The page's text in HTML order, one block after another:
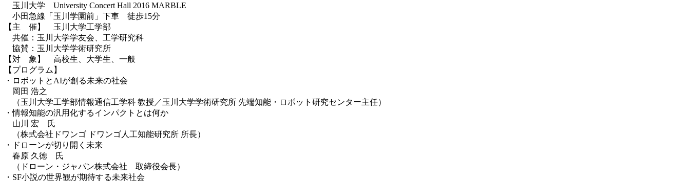
玉川大学 University Concert Hall 2016 MARBLE
小田急線「玉川学園前」下車 徒歩15分
【主 催】 玉川大学工学部
共催：玉川大学学友会、工学研究科
協賛：玉川大学学術研究所
【対 象】 高校生、大学生、一般
【プログラム】
・ロボットとAIが創る未来の社会
岡田 浩之
（玉川大学工学部情報通信工学科 教授／玉川大学学術研究所 先端知能・ロボット研究センター主任）
・情報知能の汎用化するインパクトとは何か
山川 宏 氏
（株式会社ドワンゴ ドワンゴ人工知能研究所 所長）
・ドローンが切り開く未来
春原 久徳 氏
（ドローン・ジャパン株式会社 取締役会長）
・SF小説の世界観が期待する未来社会